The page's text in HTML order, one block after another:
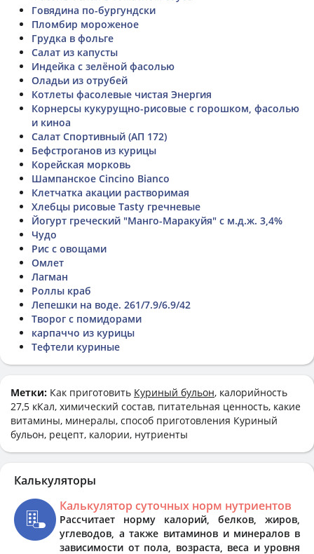
Говядина по-бургундски
Пломбир мороженое
Грудка в фольге
Салат из капусты
Индейка с зелёной фасолью
Оладьи из отрубей
Котлеты фасолевые чистая Энергия
Корнерсы кукурущно-рисовые с горошком, фасолью
и киноа
Салат Спортивный (АП 172)
Бефстроганов из курицы
Корейская морковь
Шампанское Cincino Bianco
Клетчатка акации растворимая
Хлебцы рисовые Tasty гречневые
Йогурт греческий "Манго-Маракуйя" с м.д.ж. 3,4%
Чудо
Рис с овощами
Омлет
Лагман
Роллы краб
Лепешки на воде. 261/7.9/6.9/42
Творог с помидорами
карпаччо из курицы
Тефтели куриные
Метки: Как приготовить Куриный бульон, калорийность
27,5 кКал, химический состав, питательная ценность, какие
витамины, минералы, способ приготовления Куриный
бульон, рецепт, калории, нутриенты
Калькуляторы
Калькулятор суточных норм нутриентов
Рассчитает норму калорий, белков, жиров,
углеводов, а также витаминов и минералов в
зависимости от пола, возраста, веса и уровня